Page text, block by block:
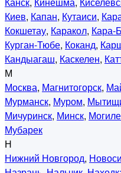
Киев, Капан, Кутаиси,
Кокшетау, Каракол, Кара-
Курган-Тюбе, Коканд,
Кандыагаш, Каскелен,
М
Москва, Магнитогорск,
Мурманск, Муром,
Мичуринск, Минск,
Мубарек
Н
Нижний Новгород,